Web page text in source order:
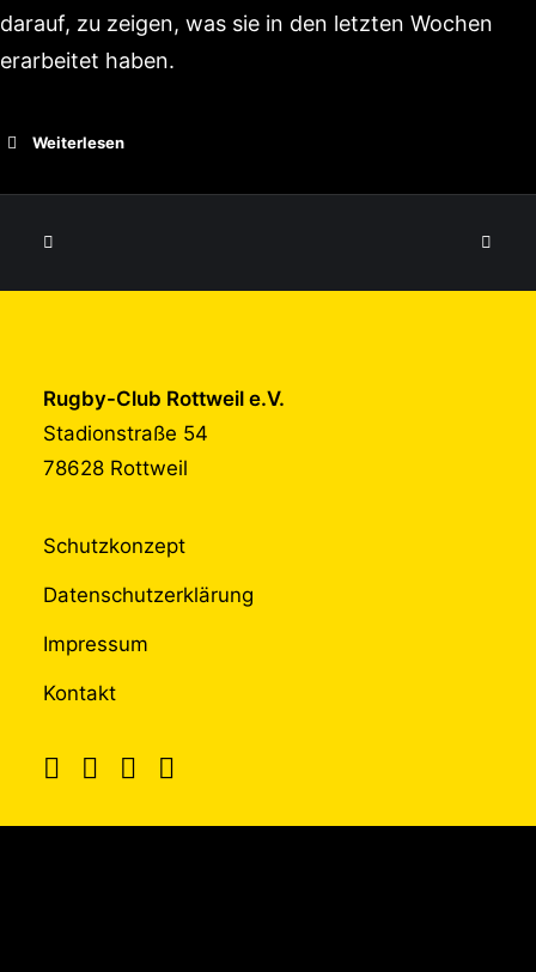
darauf, zu zeigen, was sie in den letzten Wochen
erarbeitet haben.
Weiterlesen
Rugby-Club Rottweil e.V.
Stadionstraße 54
78628 Rottweil
Schutzkonzept
Datenschutzerklärung
Impressum
Kontakt